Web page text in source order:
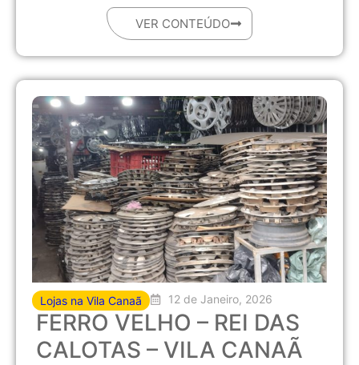
VER CONTEÚDO
Lojas na Vila Canaã 12 de Janeiro, 2026
FERRO VELHO – REI DAS
CALOTAS – VILA CANAÃ